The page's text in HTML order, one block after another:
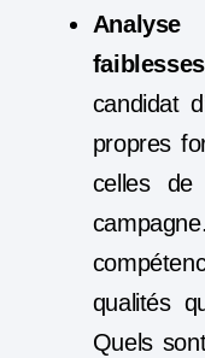
candidat
propres
celles de
qualités
Quels